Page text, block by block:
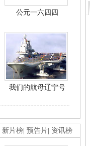
公元一六四四
我们的航母辽宁号
新片榜 预告片 资讯榜